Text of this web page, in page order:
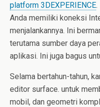
platform 3DEXPERIENCE.
Anda memiliki koneksi
menjalankannya. Ini
terutama sumber daya
aplikasi. Ini juga bagus
Selama bertahun-tahun,
editor surface. untuk
mobil, dan geometri